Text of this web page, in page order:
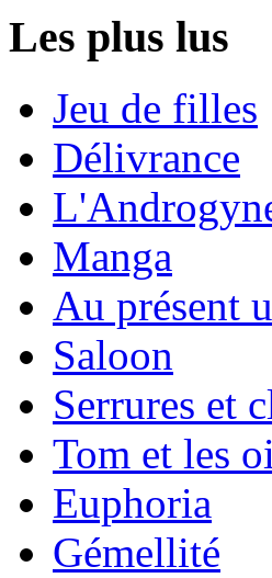
Les plus lus
Jeu de filles
Délivrance
Manga
Au présent
Saloon
Serrures et
Tom et les
Euphoria
Gémellité